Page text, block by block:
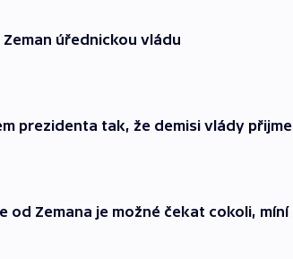
úřednickou vládu
prezidenta tak, že demisi vlády přijme
od Zemana je možné čekat cokoli, míní